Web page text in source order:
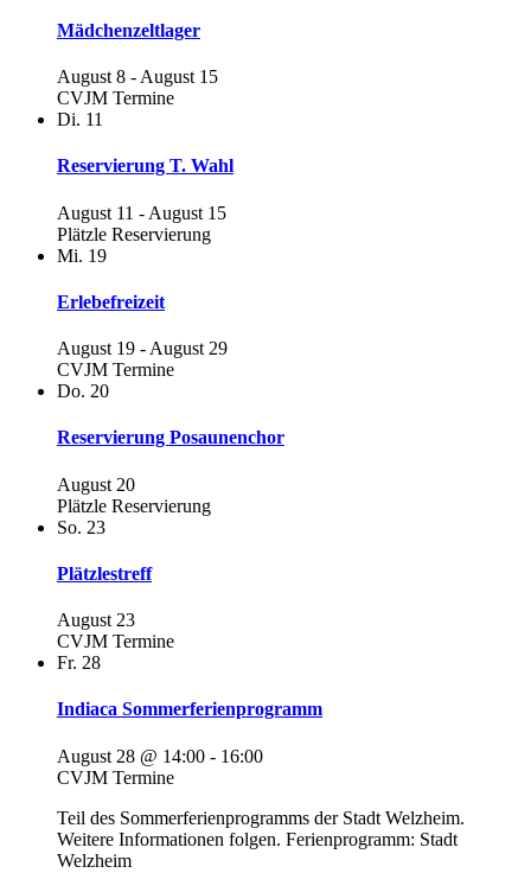
Mädchenzeltlager
August 8 - August 15
CVJM Termine
Di. 11
Reservierung T. Wahl
August 11 - August 15
Plätzle Reservierung
Mi. 19
Erlebefreizeit
August 19 - August 29
CVJM Termine
Do. 20
Reservierung Posaunenchor
August 20
Plätzle Reservierung
So. 23
Plätzlestreff
August 23
CVJM Termine
Fr. 28
Indiaca Sommerferienprogramm
August 28 @ 14:00 - 16:00
CVJM Termine
Teil des Sommerferienprogramms der Stadt Welzheim.
Weitere Informationen folgen. Ferienprogramm: Stadt
Welzheim